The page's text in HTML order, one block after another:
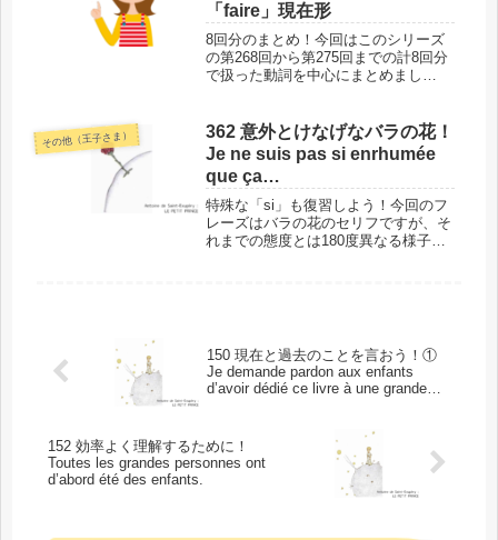
「faire」現在形
8回分のまとめ！今回はこのシリーズ
の第268回から第275回までの計8回分
で扱った動詞を中心にまとめまし
では、いろいろな意味や働きのある基
本的な動詞「faire」の現在形...
その他（王子さま）
362 意外とけなげなバラの花！
Je ne suis pas si enrhumée
que ça…
特殊な「si」も復習しよう！今回のフ
レーズはバラの花のセリフですが、そ
れまでの態度とは180度異なる様子が
150 現在と過去のことを言おう！①
Je demande pardon aux enfants
d’avoir dédié ce livre à une grande
152 効率よく理解するために！
Toutes les grandes personnes ont
d’abord été des enfants.